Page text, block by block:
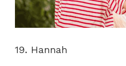
19. Hannah